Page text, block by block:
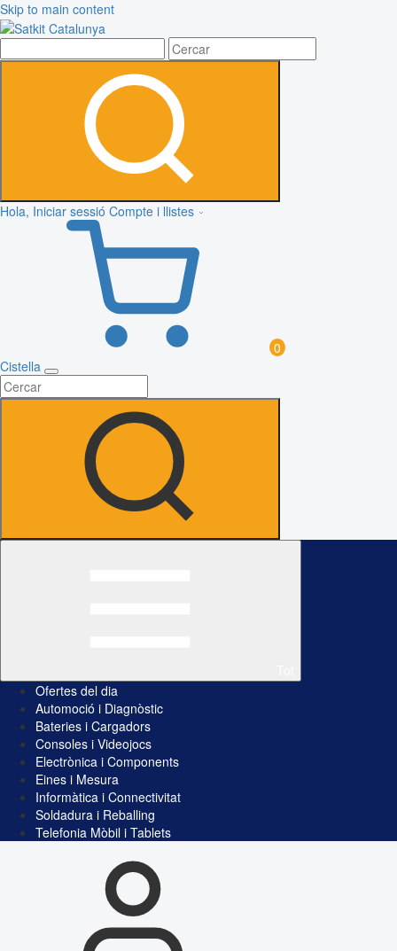
Skip to main content
Hola, Iniciar sessió Compte i llistes
0
Cistella
Ofertes del dia
Automoció i Diagnòstic
Bateries i Cargadors
Consoles i Videojocs
Electrònica i Components
Eines i Mesura
Informàtica i Connectivitat
Soldadura i Reballing
Telefonia Mòbil i Tablets